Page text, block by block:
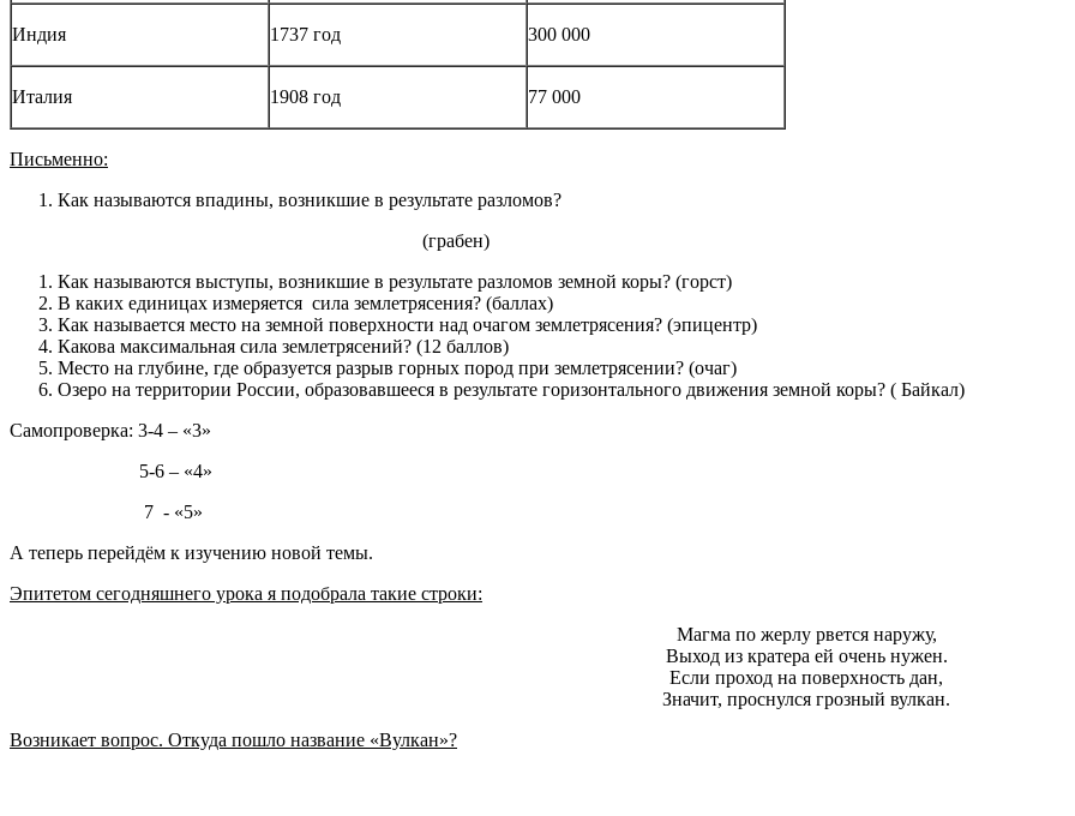
Индия 1737 год 300 000
Италия 1908 год 77 000
Письменно:
Как называются впадины, возникшие в результате разломов?
(грабен)
Как называются выступы, возникшие в результате разломов земной коры? (горст)
В каких единицах измеряется сила землетрясения? (баллах)
Как называется место на земной поверхности над очагом землетрясения? (эпицентр)
Какова максимальная сила землетрясений? (12 баллов)
Место на глубине, где образуется разрыв горных пород при землетрясении? (очаг)
Озеро на территории России, образовавшееся в результате горизонтального движения земной коры? ( Байкал)
Самопроверка: 3-4 – «3»
5-6 – «4»
7 - «5»
А теперь перейдём к изучению новой темы.
Эпитетом сегодняшнего урока я подобрала такие строки:
Магма по жерлу рвется наружу,
Выход из кратера ей очень нужен.
Если проход на поверхность дан,
Значит, проснулся грозный вулкан.
Возникает вопрос. Откуда пошло название «Вулкан»?